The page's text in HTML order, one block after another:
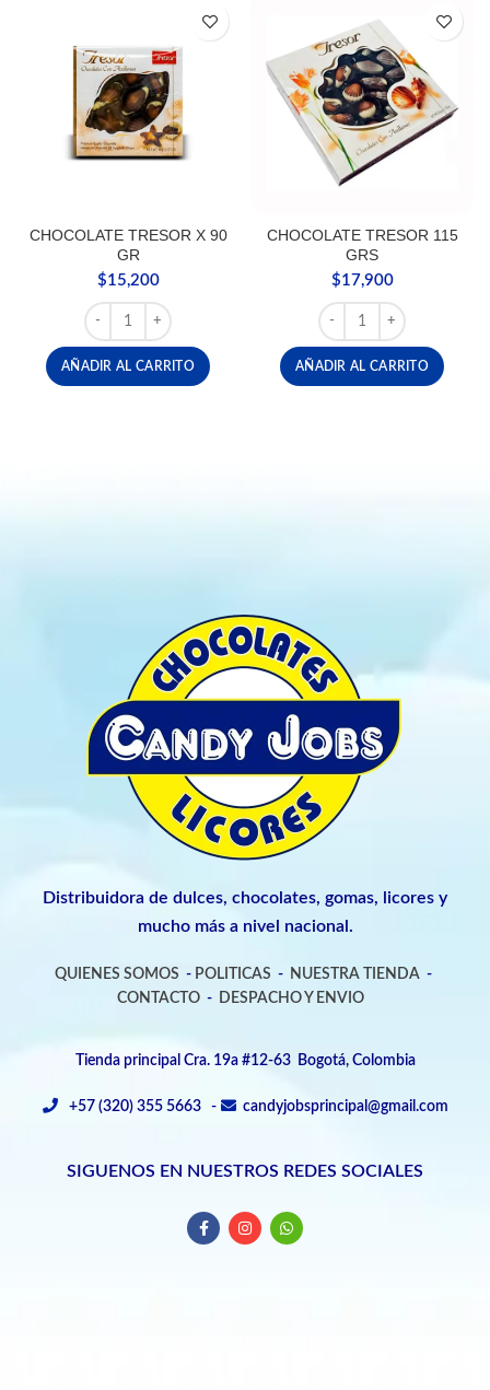
CHOCOLATE TRESOR X 90
GR
$15,200
CHOCOLATE TRESOR X 90 GR cantidad
AÑADIR AL CARRITO
CHOCOLATE TRESOR 115
GRS
$17,900
CHOCOLATE TRESOR
AÑADIR AL CARRITO
Distribuidora de dulces, chocolates, gomas, licores y
mucho más a nivel nacional.
QUIENES SOMOS - POLITICAS - NUESTRA TIENDA -
CONTACTO- DESPACHO Y ENVIO
Tienda principal Cra. 19a #12-63 Bogotá, Colombia
+57 (320) 355 5663 - candyjobsprincipal@gmail.com
SIGUENOS EN NUESTROS REDES SOCIALES